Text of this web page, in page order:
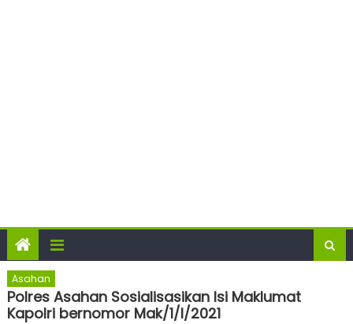
Asahan
Polres Asahan Sosialisasikan Isi Maklumat
Kapolri bernomor Mak/1/I/2021